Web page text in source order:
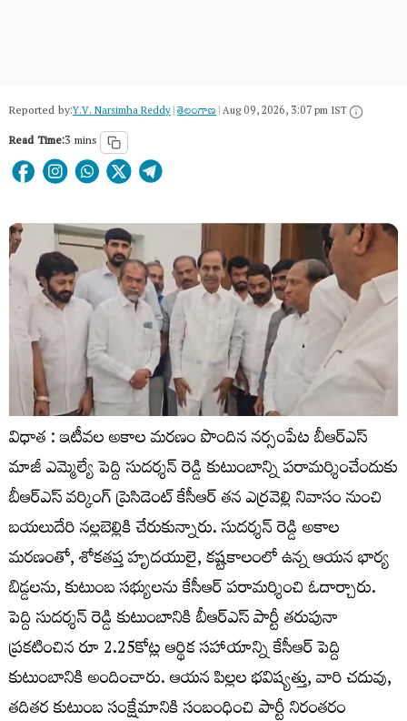
Reported by:Y.V. Narsimha Reddy|తెలంగాణ‌|Aug 09, 2026, 3:07 pm IST
Read Time:3 mins
విధాత : ఇటీవల అకాల మరణం పొందిన నర్సంపేట బీఆర్ఎస్
మాజీ ఎమ్మెల్యే పెద్ది సుదర్శన్ రెడ్డి కుటుంబాన్ని పరామర్శించేందుకు
బీఆర్ఎస్ వర్కింగ్ ప్రెసిడెంట్ కేసీఆర్ తన ఎర్రవెల్లి నివాసం నుంచి
బయలుదేరి నల్లబెల్లికి చేరుకున్నారు. సుదర్శన్ రెడ్డి అకాల
మరణంతో, శోకతప్త హృదయులై, కష్టకాలంలో ఉన్న ఆయన భార్య
బిడ్డలను, కుటుంబ సభ్యులను కేసీఆర్ పరామర్శించి ఓదార్చారు.
పెద్ది సుదర్శన్ రెడ్డి కుటుంబానికి బీఆర్ఎస్ పార్టీ తరుపునా
ప్రకటించిన రూ 2.25కోట్ల ఆర్థిక సహాయాన్ని కేసీఆర్ పెద్ది
కుటుంబానికి అందించారు. ఆయన పిల్లల భవిష్యత్తు, వారి చదువు,
తదితర కుటుంబ సంక్షేమానికి సంబంధించి పార్టీ నిరంతరం